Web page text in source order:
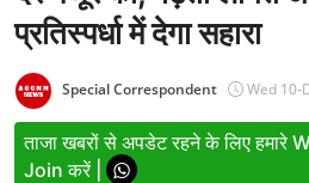
Education
Defence & Security
Environment
प्रतिस्पर्धा में देगा सहारा
Special Correspondent Wed 10-
ताजा खबरों से अपडेट रहने के लिए
Join करें |